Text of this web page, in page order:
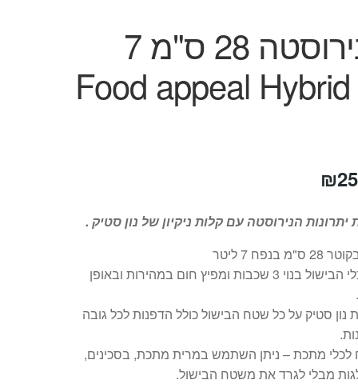
סיר נירוסטה 28 ס"מ 7
ליטר Food appeal Hybrid
₪
הוא:
₪259.
הנירוסטה עם קלות ניקיון של נון סטיק .
בנפח 7 ליטר
גוף כלי הבישול בנוי 3 שכבות ומפיץ חום במהירות ובאופן
נון סטיק על כל שטח הבישול כולל הדפנות לכל גובה
לכלי מתכת – ניתן השתמש במרית מתכת, בסכינים,
מבלי לגרד את משטח הבישול.